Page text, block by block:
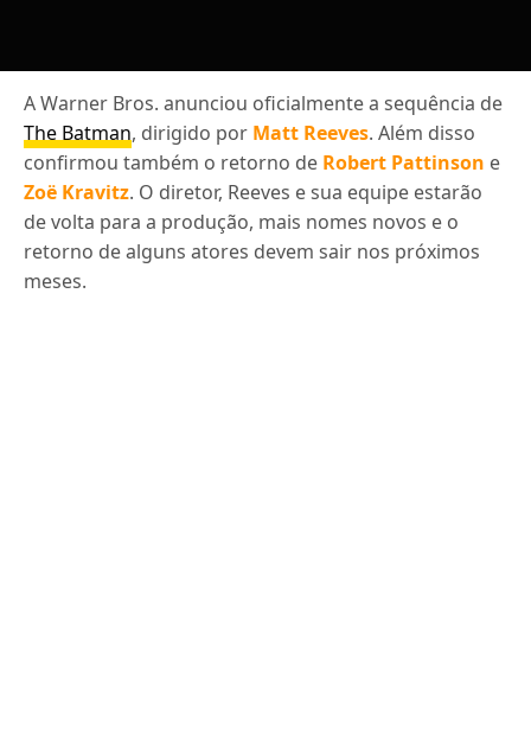
A Warner Bros. anunciou oficialmente a sequência de
The Batman, dirigido por Matt Reeves. Além disso
confirmou também o retorno de Robert Pattinson e
Zoë Kravitz. O diretor, Reeves e sua equipe estarão
de volta para a produção, mais nomes novos e o
retorno de alguns atores devem sair nos próximos
meses.